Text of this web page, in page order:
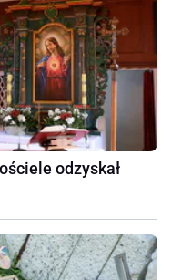
odzyskał